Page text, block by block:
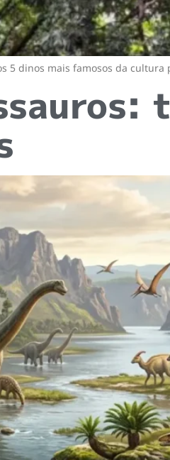
5 dinos mais famosos da